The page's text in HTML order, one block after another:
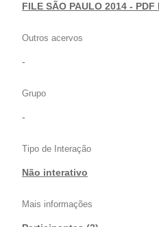
FILE SÃO PAULO 2014 - PDF
Outros acervos
-
Grupo
-
Tipo de Interação
Não interativo
Mais informações